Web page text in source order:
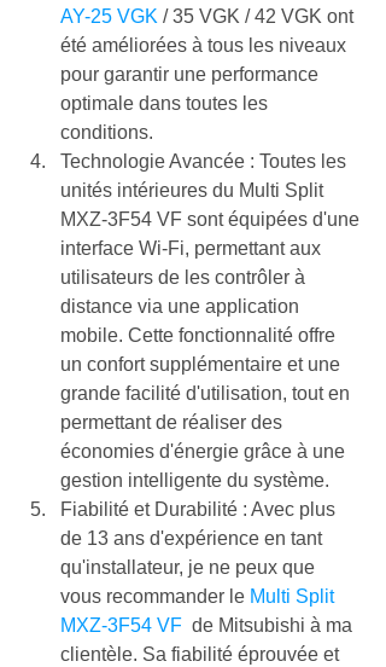
AY-25 VGK / 35 VGK / 42 VGK ont
été améliorées à tous les niveaux
pour garantir une performance
optimale dans toutes les
conditions.
Technologie Avancée : Toutes les
unités intérieures du Multi Split
MXZ-3F54 VF sont équipées d'une
interface Wi-Fi, permettant aux
utilisateurs de les contrôler à
distance via une application
mobile. Cette fonctionnalité offre
un confort supplémentaire et une
grande facilité d'utilisation, tout en
permettant de réaliser des
économies d'énergie grâce à une
gestion intelligente du système.
Fiabilité et Durabilité : Avec plus
de 13 ans d'expérience en tant
qu'installateur, je ne peux que
vous recommander le Multi Split
MXZ-3F54 VF de Mitsubishi à ma
clientèle. Sa fiabilité éprouvée et